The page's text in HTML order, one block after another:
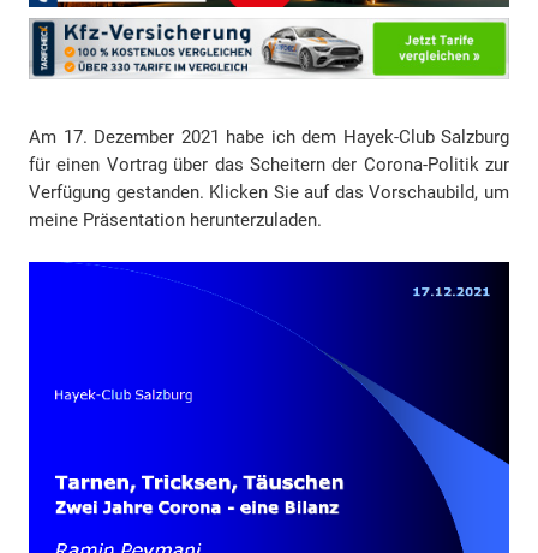
Am 17. Dezember 2021 habe ich dem Hayek-Club Salzburg
für einen Vortrag über das Scheitern der Corona-Politik zur
Verfügung gestanden. Klicken Sie auf das Vorschaubild, um
meine Präsentation herunterzuladen.